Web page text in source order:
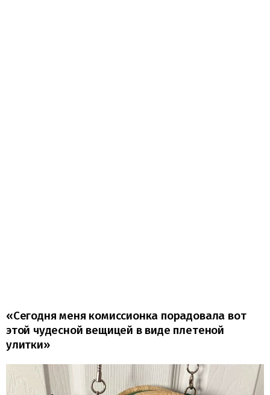
«Сегодня меня комиссионка порадовала вот
этой чудесной вещицей в виде плетеной
улитки»